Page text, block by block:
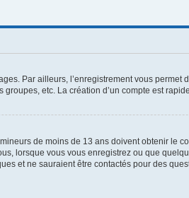
Par ailleurs, l’enregistrement vous permet
etc. La création d’un compte est
de moins de 13 ans doivent obtenir le
lorsque vous vous enregistrez ou que
et ne sauraient être contactés pour des